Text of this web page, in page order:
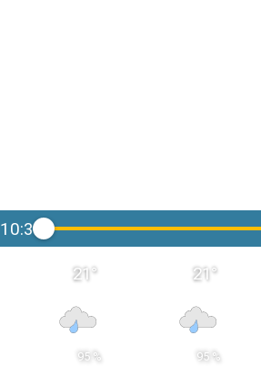
10:30
21°
95 %
21°
95 %